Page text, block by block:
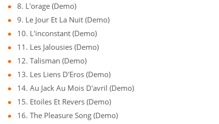
8. L'orage (Demo)
9. Le Jour Et La Nuit (Demo)
10. L'inconstant (Demo)
11. Les Jalousies (Demo)
12. Talisman (Demo)
13. Les Liens D'Eros (Demo)
14. Au Jack Au Mois D'avril (Demo)
15. Etoiles Et Revers (Demo)
16. The Pleasure Song (Demo)